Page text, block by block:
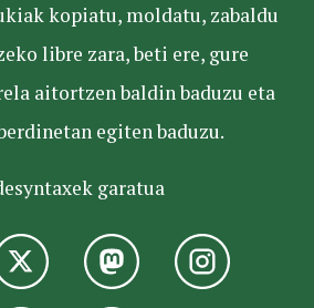
kopiatu, moldatu, zabaldu
libre zara, beti ere, gure
aitortzen baldin baduzu eta
egiten baduzu.
garatua